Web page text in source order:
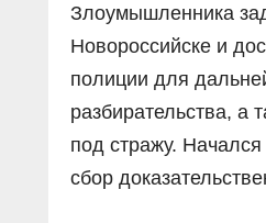
Злоумышленника
Новороссийске и
полиции для
разбирательства, а
под стражу.
сбор